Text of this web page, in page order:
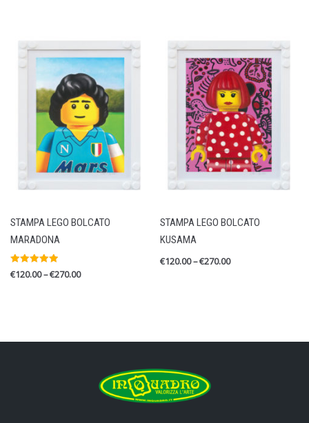
STAMPA LEGO BOLCATO
MARADONA
Valutato
5.00
€120.00–€270.00
STAMPA LEGO BOLCATO
KUSAMA
€120.00–€270.00